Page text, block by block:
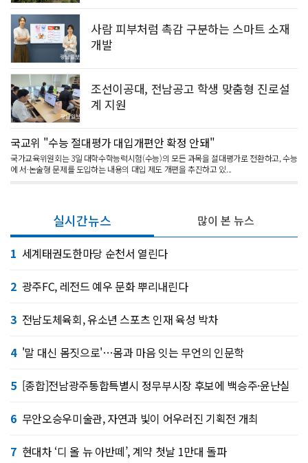
사람 피부처럼 촉감 구분하는 스마트 소재
개발
조선이공대, 전남공고 학생 맞춤형 진로설
계 지원
국교위 "수능 절대평가 대입개편안 확정 안돼"
국가교육위원회는 3일 대학수학능력시험(수능)의 모든 과목을 절대평가로 전환하고, 수능
에 서·논술형 문제를 도입하는 내용의 대입 제도 개편을 추진하고 있...
실시간뉴스
1 세계태권도한마당 순천서 열린다
2 광주FC, 레전드 예우 문화 뿌리내린다
3 전남도체육회, 유소년 스포츠 인재 육성 박차
4 '말 대신 몸짓으로'…몸과 마음 잇는 무언의 인문학
5 [종합]전남광주통합특별시 정무부시장 후보에 백승주·윤난실
6 무안오승우미술관, 자연과 빛이 어우러진 기획전 개최
7 현대차 ‘디 올 뉴 아반떼’, 계약 첫날 1만대 돌파
많이 본 뉴스